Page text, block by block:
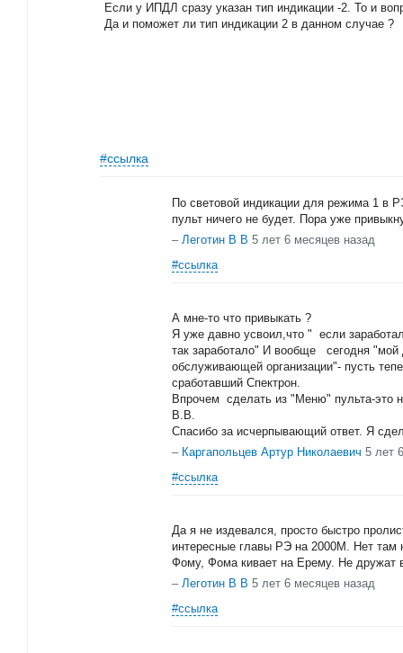
Если у ИПДЛ сразу указан тип индикации -2. То и
Да и поможет ли тип индикации 2 в данном случае ?
#ссылка
По световой индикации для режима 1 в
пульт ничего не будет. Пора уже
– Леготин В В 5 лет 6 месяцев назад
#ссылка
А мне-то что привыкать ?
Я уже давно усвоил,что " если
так заработало" И вообще сегодня
обслуживающей организации"- пусть
сработавший Спектрон.
Впрочем сделать из "Меню" пульта-это
В.В.
Спасибо за исчерпывающий ответ. Я
– Каргапольцев Артур Николаевич 5 лет
#ссылка
Да я не издевался, просто быстро
интересные главы РЭ на 2000М. Нет там
Фому, Фома кивает на Ерему. Не дружат
– Леготин В В 5 лет 6 месяцев назад
#ссылка